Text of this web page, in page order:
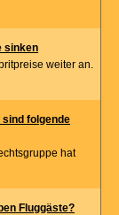
sinken
weiter an.
folgende
hat
Fluggäste?